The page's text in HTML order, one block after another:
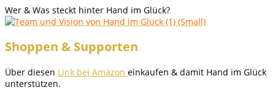
Wer & Was steckt hinter Hand im Glück?
Shoppen & Supporten
Über diesen Link bei Amazon einkaufen & damit Hand im Glück
unterstützen.